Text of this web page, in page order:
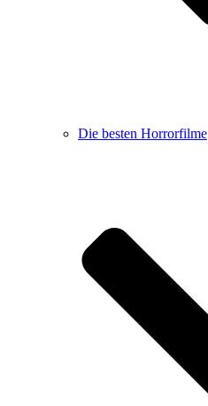
Die besten Horrorfilme